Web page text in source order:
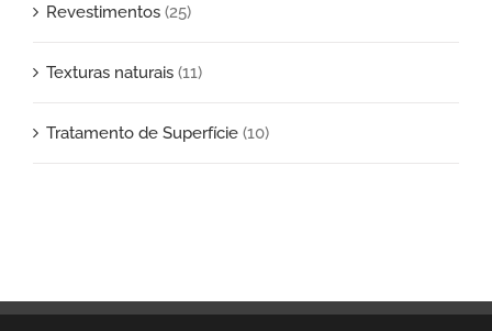
Revestimentos (25)
Texturas naturais (11)
Tratamento de Superfície (10)